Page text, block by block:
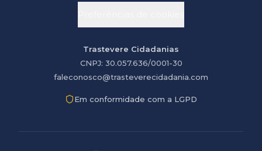
Trastevere Cidadanias
CNPJ: 30.057.636/0001-30
faleconosco@trasteverecidadania.com
Em conformidade com a LGPD